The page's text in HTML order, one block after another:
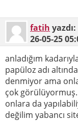
fatih yazdı:
26-05-25
anladığım
papüloz adı
denmiyor ama
çok görülüyormuş.
onlara da
değilim yabancı